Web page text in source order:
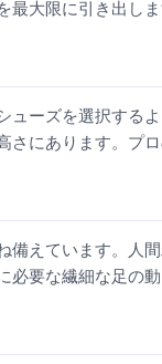
大限に引き出しま
ューズを選択する
にあります。プ
備えています。人
必要な繊細な足の